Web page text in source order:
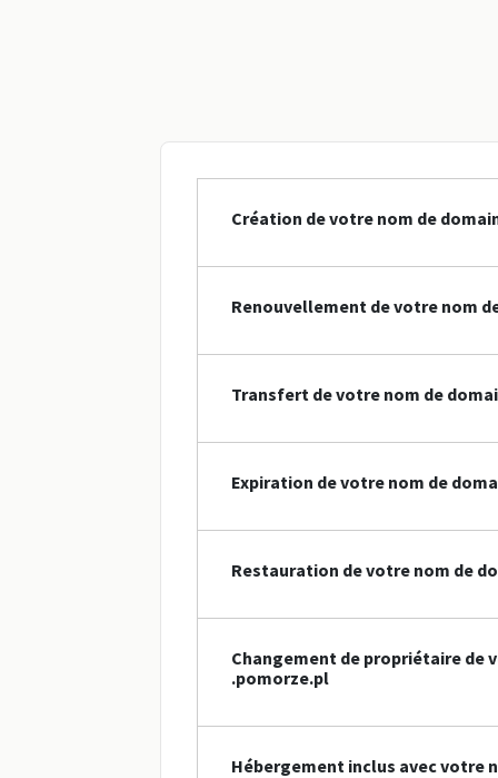
Création de votre nom de
Renouvellement de votre nom
Transfert de votre nom de
Expiration de votre nom de
Restauration de votre nom de
Changement de propriétaire de
.pomorze.pl
Hébergement inclus avec votre